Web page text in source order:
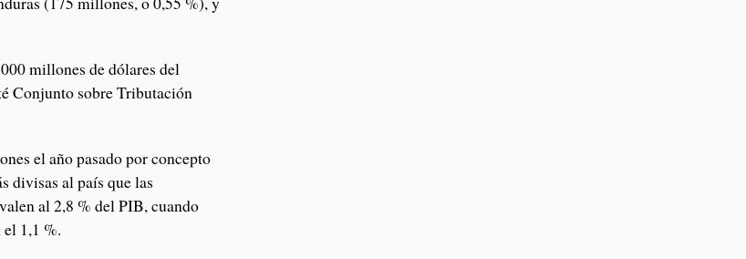
millones de dólares del
Conjunto sobre Tributación
el año pasado por concepto
divisas al país que las
al 2,8 % del PIB, cuando
el 1,1 %.